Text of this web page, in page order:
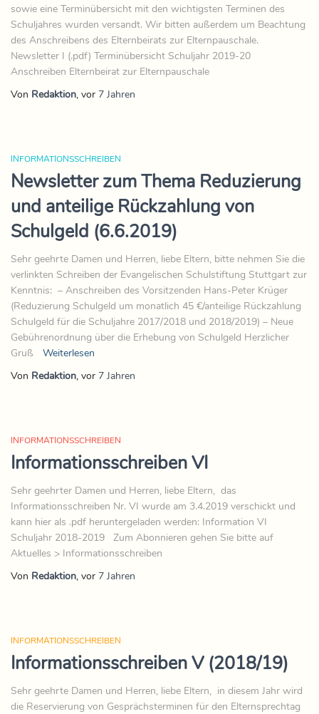
sowie eine Terminübersicht mit den wichtigsten Terminen des
Schuljahres wurden versandt. Wir bitten außerdem um Beachtung
des Anschreibens des Elternbeirats zur Elternpauschale.
Newsletter I (.pdf) Terminübersicht Schuljahr 2019-20
Anschreiben Elternbeirat zur Elternpauschale
Von Redaktion, vor 7 Jahren
INFORMATIONSSCHREIBEN
Newsletter zum Thema Reduzierung
und anteilige Rückzahlung von
Schulgeld (6.6.2019)
Sehr geehrte Damen und Herren, liebe Eltern, bitte nehmen Sie die
verlinkten Schreiben der Evangelischen Schulstiftung Stuttgart zur
Kenntnis: – Anschreiben des Vorsitzenden Hans-Peter Krüger
(Reduzierung Schulgeld um monatlich 45 €/anteilige Rückzahlung
Schulgeld für die Schuljahre 2017/2018 und 2018/2019) – Neue
Gebührenordnung über die Erhebung von Schulgeld Herzlicher
Gruß
Weiterlesen
Von Redaktion, vor 7 Jahren
INFORMATIONSSCHREIBEN
Informationsschreiben VI
Sehr geehrter Damen und Herren, liebe Eltern, das
Informationsschreiben Nr. VI wurde am 3.4.2019 verschickt und
kann hier als .pdf heruntergeladen werden: Information VI
Schuljahr 2018-2019 Zum Abonnieren gehen Sie bitte auf
Aktuelles > Informationsschreiben
Von Redaktion, vor 7 Jahren
INFORMATIONSSCHREIBEN
Informationsschreiben V (2018/19)
Sehr geehrte Damen und Herren, liebe Eltern, in diesem Jahr wird
die Reservierung von Gesprächsterminen für den Elternsprechtag